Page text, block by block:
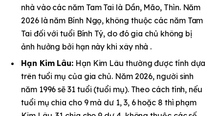
nhà vào các năm Tam Tai là Dần, Mão, Thìn. Năm
2026 là năm Bính Ngọ, không thuộc các năm Tam
Tai đối với tuổi Bính Tý, do đó gia chủ không bị
ảnh hưởng bởi hạn này khi xây nhà .​
Hạn Kim Lâu: Hạn Kim Lâu thường được tính dựa
trên tuổi mụ của gia chủ. Năm 2026, người sinh
năm 1996 sẽ 31 tuổi (tuổi mụ). Theo cách tính, nếu
tuổi mụ chia cho 9 mà dư 1, 3, 6 hoặc 8 thì phạm